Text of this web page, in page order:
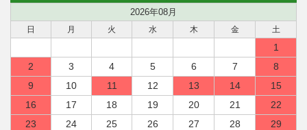
2026年08月
日 月 火 水 木 金 土
1
2
3 4 5 6 7
8
9
10 11 12 13 14
15
16
17 18 19 20 21
22
23
24 25 26 27 28
29